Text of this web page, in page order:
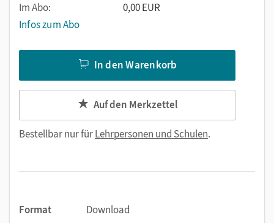
Im Abo:
0,00 EUR
Infos zum Abo
In den Warenkorb
Auf den Merkzettel
Bestellbar nur fürLehrpersonen und Schulen.
Format
Download